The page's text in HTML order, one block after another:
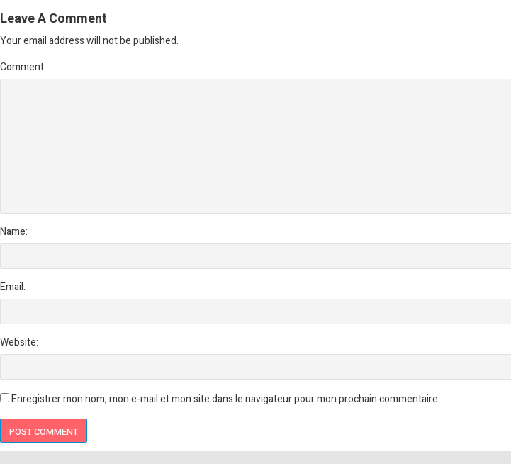
Leave A Comment
Your email address will not be published.
Comment:
Name:
Email:
Website:
Enregistrer mon nom, mon e-mail et mon site dans le navigateur pour mon prochain commentaire.